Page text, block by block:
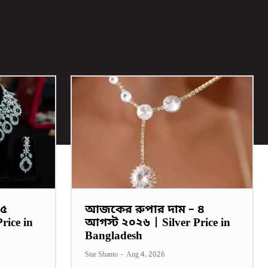
in
আজকের রুপার দাম – ৪
আগস্ট ২০২৬ | Silver Price in
Bangladesh
Star Shanto - Aug 4, 2026